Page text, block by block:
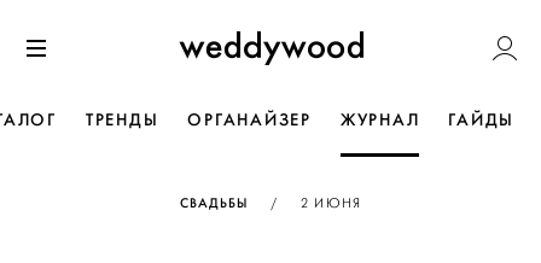
к содержанию
Weddywood
ТРЕНДЫ ОРГАНАЙЗЕР ЖУРНАЛ ГАЙДЫ
СВАДЬБЫ / ОПУБЛИКОВАНО
2 ИЮНЯ